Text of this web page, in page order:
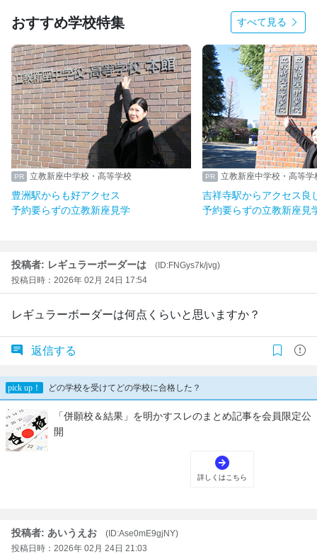
おすすめ学校特集 すべて見る
立教新座中学校・高等学校
豊洲駅からも好アクセス
予約要らずの立教新座見学
立教新座中学校・高等学
吉祥寺駅からアクセス良
予約要らずの立教新座見
投稿者: レギュラーボーダーは
(ID:FNGys7k/jvg)
投稿日時：2026年 02月 24日 17:54
レギュラーボーダーは何点くらいと思いますか？
返信する
投稿者: あいうえお
(ID:Ase0mE9gjNY)
投稿日時：2026年 02月 24日 21:03